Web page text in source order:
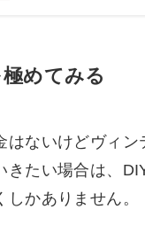
めてみる
はないけどヴィン
きたい場合は、
かありません。